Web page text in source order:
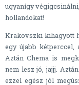
ugyanígy
hollandokat!
Krakovszki kihagyott
egy újabb kétperccel,
Aztán Chema is
nem lesz jó, jajjj.
ezzel egész jól